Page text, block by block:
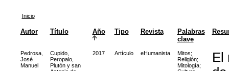
Inicio
Autor Título Año Tipo Revista
Palabras
clave
Pedrosa,
José
Manuel
Cupido,
Peropalo,
Plutón y san
2017 Artículo eHumanista Mitos;
Religión;
Mitología;
El